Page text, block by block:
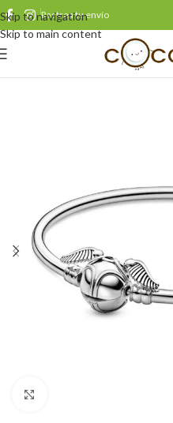
Skip to navigation
Skip to main content
Rastrea tu envío